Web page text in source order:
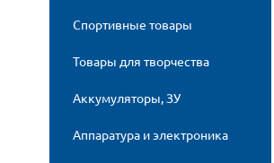
Спортивные товары
Товары для творчества
Аккумуляторы, ЗУ
Аппаратура и электроника